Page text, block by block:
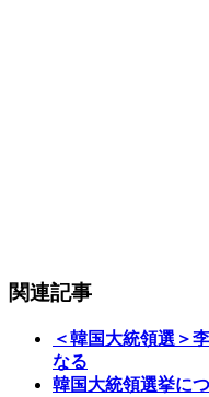
関連記事
＜韓国大統領選＞
なる
韓国大統領選挙に